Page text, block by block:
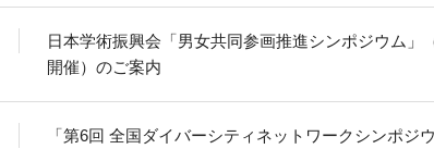
日本学術振興会「男女共同参画推進シンポジウム」
開催）のご案内
「第6回 全国ダイバーシティネットワークシンポジ